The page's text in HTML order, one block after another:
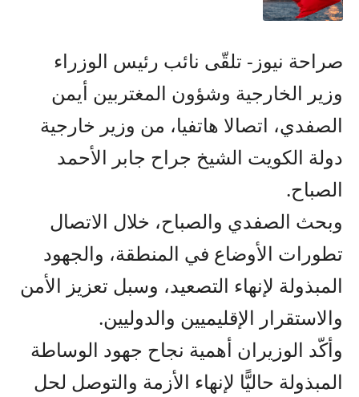
صراحة نيوز- تلقّى نائب رئيس الوزراء
وزير الخارجية وشؤون المغتربين أيمن
الصفدي، اتصالا هاتفيا، من وزير خارجية
دولة الكويت الشيخ جراح جابر الأحمد
الصباح.
وبحث الصفدي والصباح، خلال الاتصال
تطورات الأوضاع في المنطقة، والجهود
المبذولة لإنهاء التصعيد، وسبل تعزيز الأمن
والاستقرار الإقليميين والدوليين.
وأكّد الوزيران أهمية نجاح جهود الوساطة
المبذولة حاليًّا لإنهاء الأزمة والتوصل لحل